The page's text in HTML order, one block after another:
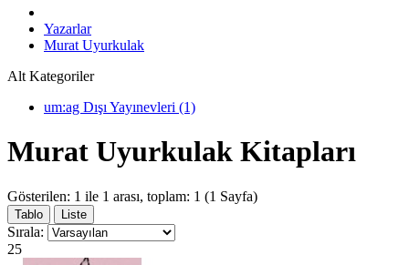
Yazarlar
Murat Uyurkulak
Alt Kategoriler
um:ag Dışı Yayınevleri (1)
Murat Uyurkulak Kitapları
Gösterilen: 1 ile 1 arası, toplam: 1 (1 Sayfa)
Tablo Liste
Sırala:
25